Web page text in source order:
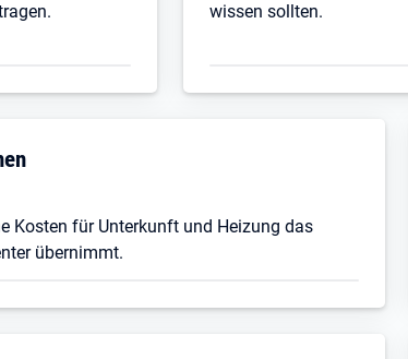
wissen sollten.
Kosten für Unterkunft und Heizung das
übernimmt.